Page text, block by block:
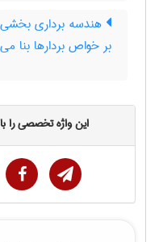
هندسه برداری
بر خواص بردارها بنا
این واژه تخصصی را